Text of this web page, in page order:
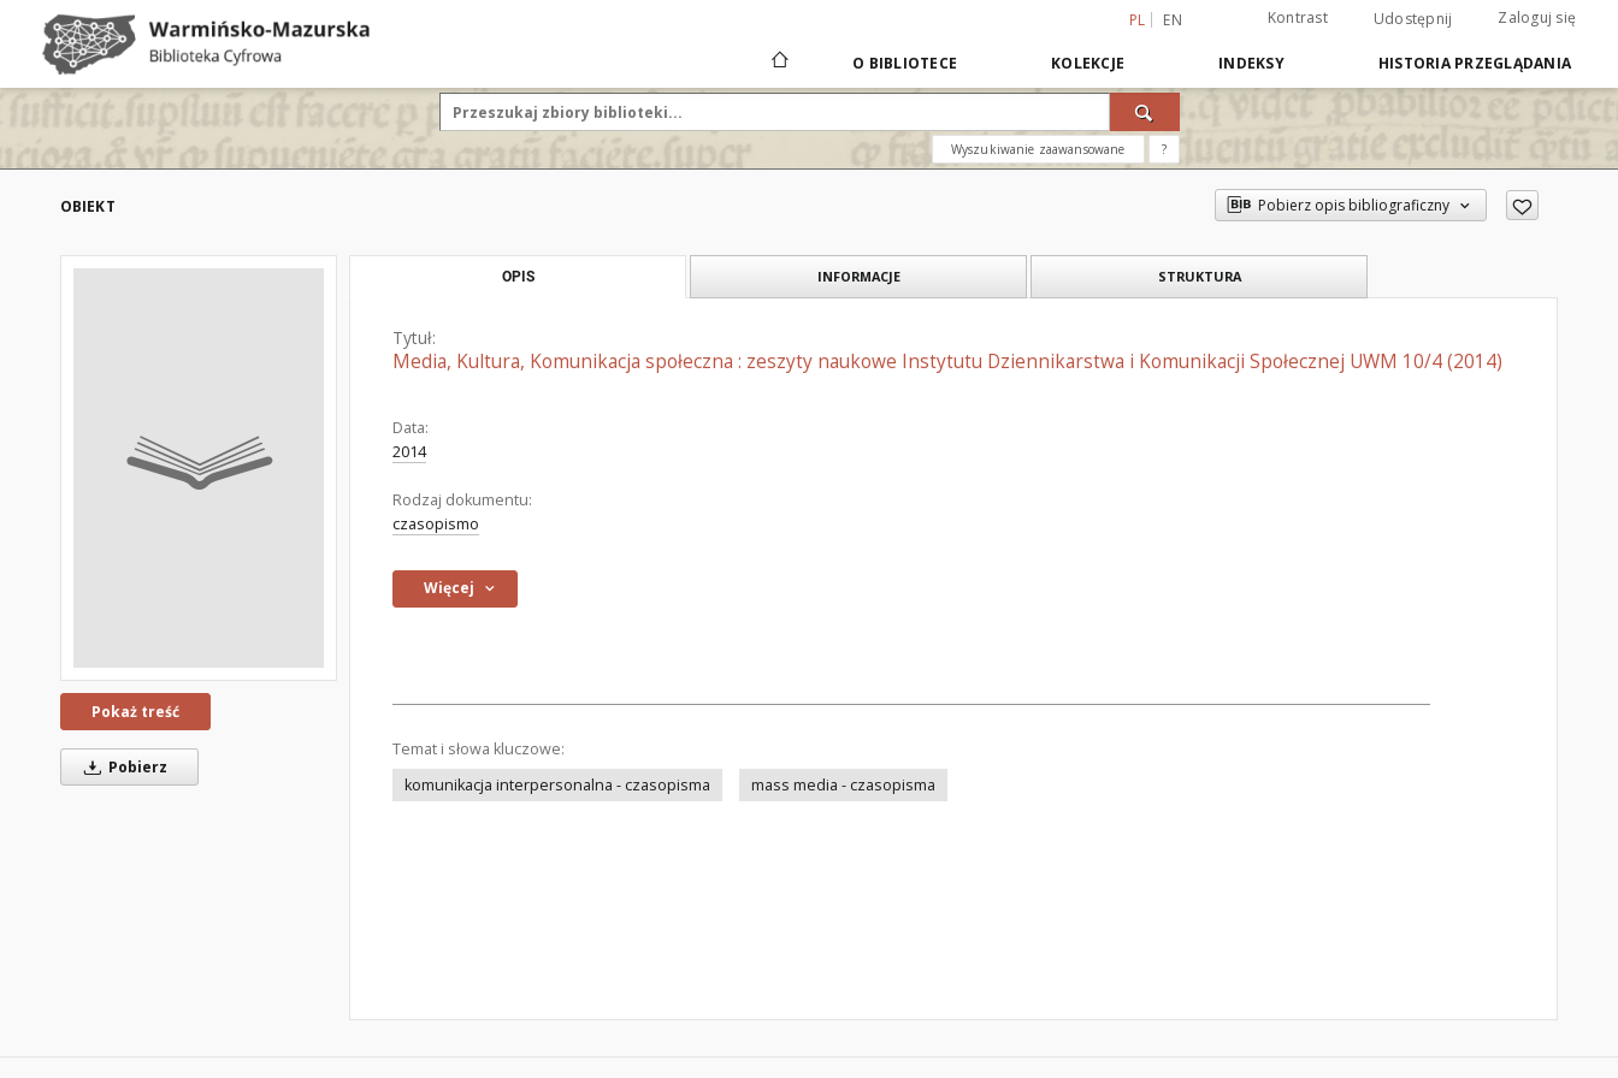
PL EN Kontrast Udostępnij Zaloguj się
O BIBLIOTECE KOLEKCJE INDEKSY HISTORIA PRZEGLĄDANIA
Wyszukiwanie zaawansowane ?
OBIEKT Pobierz opis bibliograficzny
Pokaż treść
Pobierz
OPIS INFORMACJE STRUKTURA
Tytuł:
Media, Kultura, Komunikacja społeczna : zeszyty naukowe Instytutu Dziennikarstwa i Komunikacji Społecznej UWM 10/4 (2014)
Data:
2014
Rodzaj dokumentu:
czasopismo
Więcej
Temat i słowa kluczowe:
komunikacja interpersonalna - czasopisma
mass media - czasopisma